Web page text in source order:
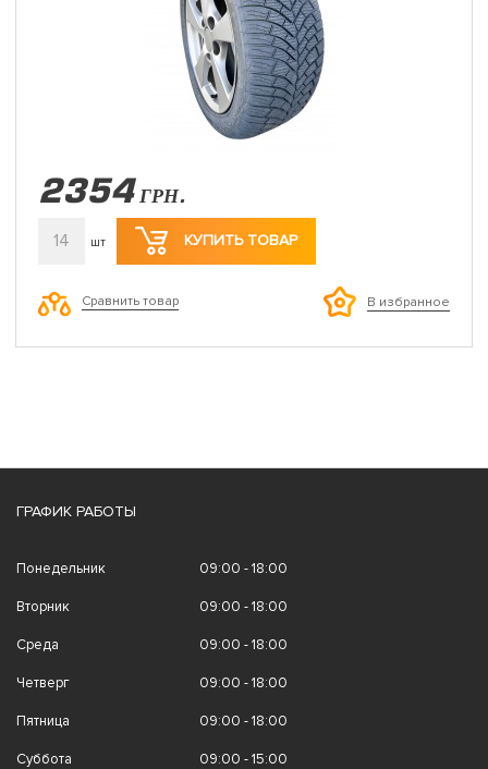
2354 ГРН.
14 шт КУПИТЬ ТОВАР
Сравнить товар В избранное
ГРАФИК РАБОТЫ
Понедельник 09:00 - 18:00
Вторник 09:00 - 18:00
Среда 09:00 - 18:00
Четверг 09:00 - 18:00
Пятница 09:00 - 18:00
Суббота 09:00 - 15:00